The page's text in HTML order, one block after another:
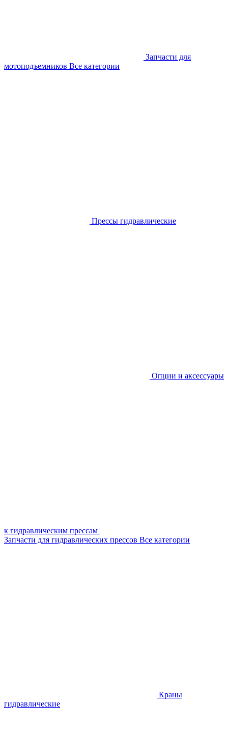
Запчасти для
мотоподъемников Все категории
Прессы гидравлические
Опции и аксессуары
к гидравлическим прессам
Запчасти для гидравлических прессов Все категории
Краны
гидравлические